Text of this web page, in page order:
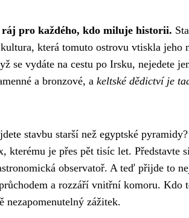
pro každého, kdo miluje historii.
která tomuto ostrovu vtiskla jeho
se vydáte na cestu po Irsku, nejedete
a bronzové, a keltské dědictví je
stavbu starší než egyptské
kterému je přes pět tisíc let. Představte
observatoř. A teď přijde to
a rozzáří vnitřní komoru.
nezapomenutelný zážitek.